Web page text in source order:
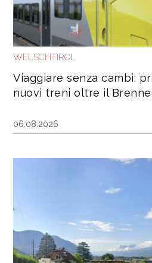
WELSCHTIROL
Viaggiare senza cambi:
nuovi treni oltre il
06.08.2026